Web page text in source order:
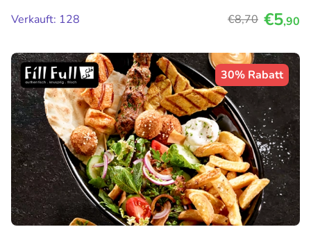
Verkauft: 128
€8,70 €5,90
30% Rabatt